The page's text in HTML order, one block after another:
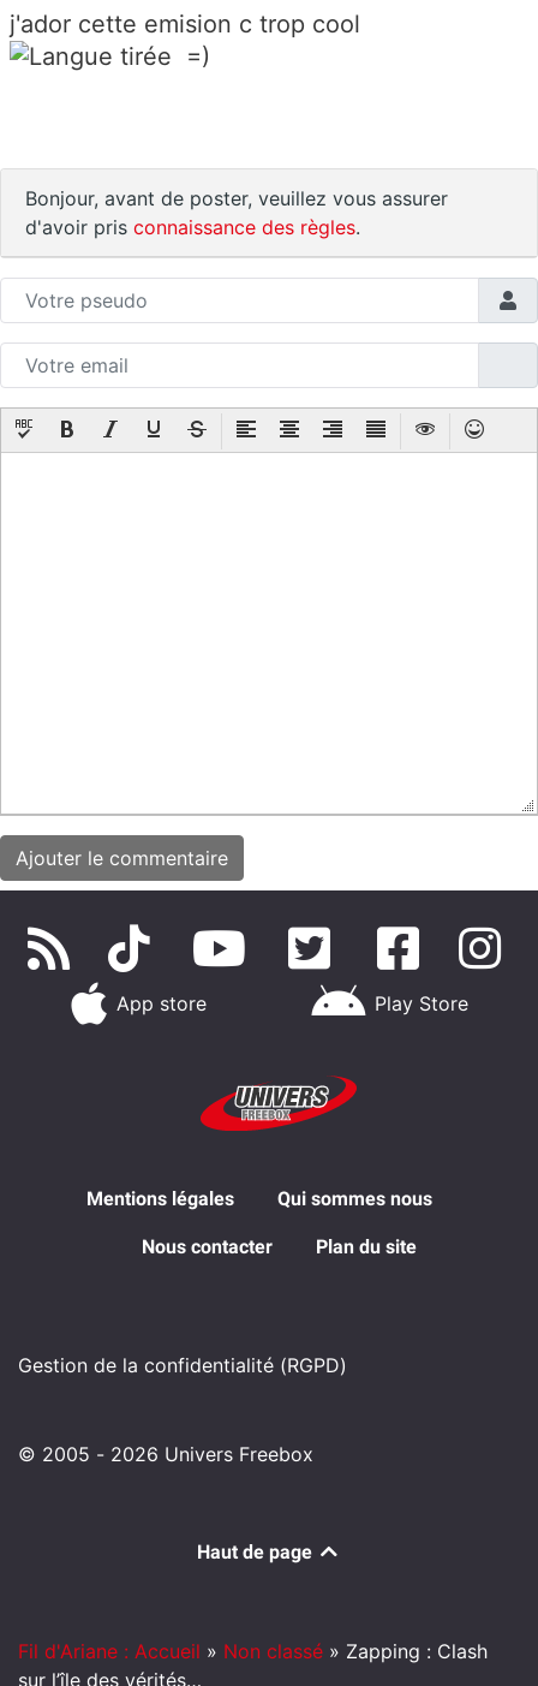
j'ador cette emision c trop cool
=)
Bonjour, avant de poster, veuillez vous assurer
d'avoir pris connaissance des règles.
App store Play Store
Mentions légales Qui sommes nous
Nous contacter Plan du site
Gestion de la confidentialité (RGPD)
© 2005 - 2026 Univers Freebox
Haut de page
Fil d'Ariane : Accueil » Non classé » Zapping : Clash
sur l’île des vérités…